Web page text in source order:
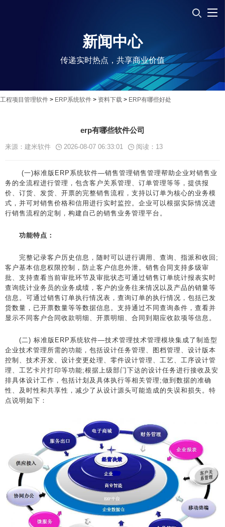
新闻中心
传递实时热点，共享商业价值
工程项目管理软件 > ERP系统软件 > 资料下载 > ERP有哪些好处
erp有哪些软件公司
来源：建米软件 2026-08-07 06:33:01 阅读： 13
(一)标准版ERP系统软件—销售管理销售管理帮助企业对销售业
务的全流程进行管理，包含客户关系管理、订单管理等等，提供报
价、订货、发货、开票的完整销售流程，支持以订单为核心的业务模
式，并可对销售价格和信用进行实时监控。企业可以根据实际情况进
行销售流程的定制，构建自己的销售业务管理平台。
功能特点：
完整记录客户历史信息，随时可以进行调用、查询、指派和收回;
客户基本信息权限控制，防止客户信息外泄。销售合同支持多级审
批、支持查看当前审批环节及审批状态可通过销售订单统计报表实时
查询统计业务员的业务成绩，客户的业务往来情况以及产品的销量等
信息。可通过销售订单执行情况表，查询订单的执行情况，包括已发
货数量，已开票数量等等数据信息。支持通过不同查询条件，查看并
显示不同客户合同收款明细、开票明细、合同到期应收款项等信息。
(二) 标准版ERP系统软件—技术管理技术管理模块集成了制造型
企业技术管理所需的功能，包括设计任务管理、图档管理、设计版本
控制、技术开发、设计变更处理、零件设计管理、工艺、工序设计管
理、工艺卡片打印等功能;根据上级部门下达的设计任务进行接收及安
排具体设计工作，包括计划及具体执行等相关管理;做到数据的准确
性、及时性和共享性，减少了从设计源头可能造成的失误和损失。特
点说明如下：